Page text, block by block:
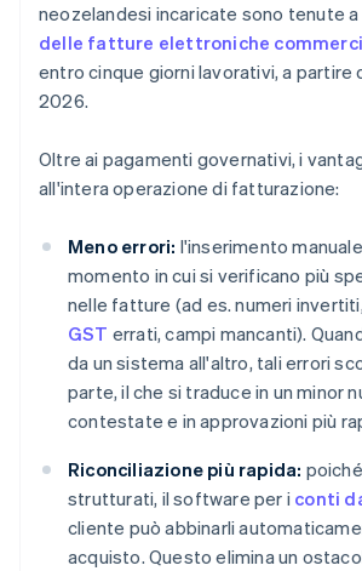
neozelandesi incaricate sono tenute a
delle fatture elettroniche
entro cinque giorni lavorativi, a partire
2026.
Oltre ai pagamenti governativi, i
all'intera operazione di fatturazione:
Meno errori: l'inserimento
momento in cui si verificano più
nelle fatture (ad es. numeri
GST errati, campi mancanti).
da un sistema all'altro, tali errori
parte, il che si traduce in un minor
contestate e in approvazioni più
Riconciliazione più rapida:
strutturati, il software per i conti
cliente può abbinarli
acquisto. Questo elimina un